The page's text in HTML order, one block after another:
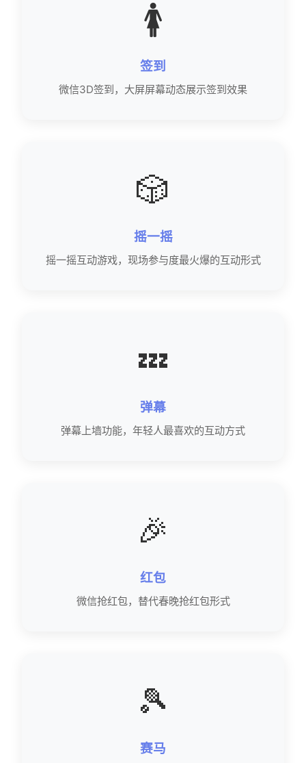
🚺
签到
微信3D签到，大屏屏幕动态展示签到效果
🎲
摇一摇
摇一摇互动游戏，现场参与度最火爆的互动形式
💤
弹幕
弹幕上墙功能，年轻人最喜欢的互动方式
🎉
红包
微信抢红包，替代春晚抢红包形式
🎾
赛马